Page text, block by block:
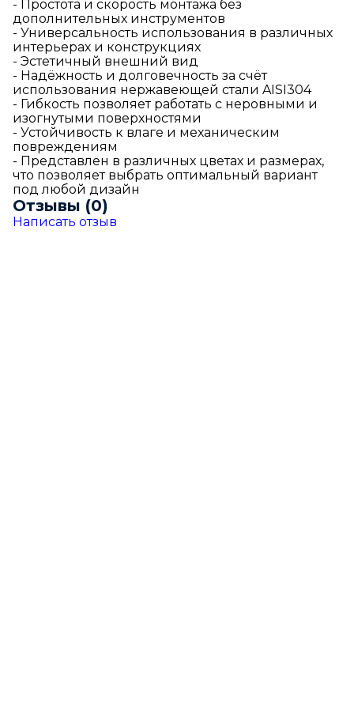
- Простота и скорость монтажа без
дополнительных инструментов
- Универсальность использования в различных
интерьерах и конструкциях
- Эстетичный внешний вид
- Надёжность и долговечность за счёт
использования нержавеющей стали AISI304
- Гибкость позволяет работать с неровными и
изогнутыми поверхностями
- Устойчивость к влаге и механическим
повреждениям
- Представлен в различных цветах и размерах,
что позволяет выбрать оптимальный вариант
под любой дизайн
Отзывы (0)
Написать отзыв